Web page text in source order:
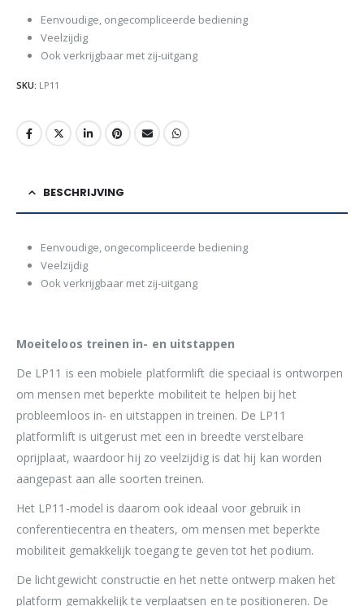
Eenvoudige, ongecompliceerde bediening
Veelzijdig
Ook verkrijgbaar met zij-uitgang
SKU: LP11
BESCHRIJVING
Eenvoudige, ongecompliceerde bediening
Veelzijdig
Ook verkrijgbaar met zij-uitgang
Moeiteloos treinen in- en uitstappen
De LP11 is een mobiele platformlift die speciaal is ontworpen
om mensen met beperkte mobiliteit te helpen bij het
probleemloos in- en uitstappen in treinen. De LP11
platformlift is uitgerust met een in breedte verstelbare
oprijplaat, waardoor hij zo veelzijdig is dat hij kan worden
aangepast aan alle soorten treinen.
Het LP11-model is daarom ook ideaal voor gebruik in
conferentiecentra en theaters, om mensen met beperkte
mobiliteit gemakkelijk toegang te geven tot het podium.
De lichtgewicht constructie en het nette ontwerp maken het
platform gemakkelijk te verplaatsen en te positioneren. De